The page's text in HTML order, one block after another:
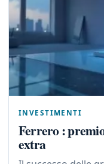
INVESTIMENTI
Ferrero :
extra